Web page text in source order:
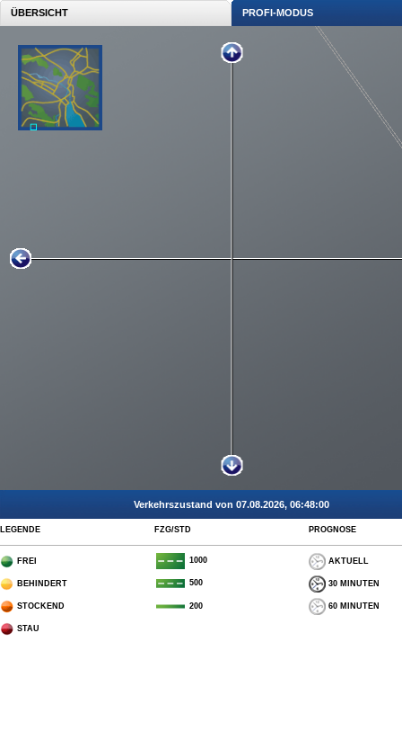
ÜBERSICHT PROFI-MODUS
Verkehrszustand von 07.08.2026, 06:48:00
LEGENDE FZG/STD PROGNOSE
FREI 1000 AKTUELL
BEHINDERT 500 30 MINUTEN
STOCKEND 200 60 MINUTEN
STAU